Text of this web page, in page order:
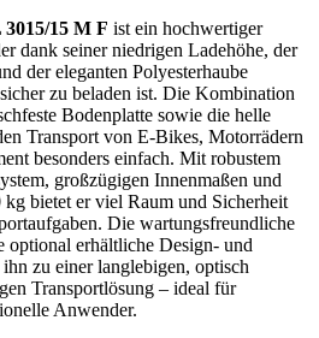
15 M F ist ein hochwertiger
dank seiner niedrigen Ladehöhe, der
der eleganten Polyesterhaube
zu beladen ist. Die Kombination
Bodenplatte sowie die helle
Transport von E-Bikes, Motorrädern
besonders einfach. Mit robustem
großzügigen Innenmaßen und
bietet er viel Raum und Sicherheit
Die wartungsfreundliche
optional erhältliche Design- und
zu einer langlebigen, optisch
Transportlösung – ideal für
Anwender.